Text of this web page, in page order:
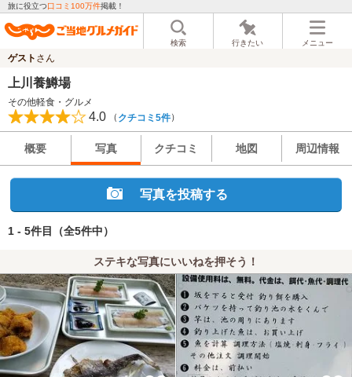
旅に役立つ口コミ100万件掲載！
検索 行きたい メニュー
ゲスト さん
上川養鱒場
その他軽食・グルメ
4.0 （ クチコミ5件）
概要 写真 クチコミ 地図 周辺情報
写真を投稿する
1 - 5件目 （全5件中）
ステキな写真にいいねを押そう！